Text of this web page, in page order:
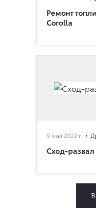
Ремонт
Corolla
9 мая 2022 г.
Сход-